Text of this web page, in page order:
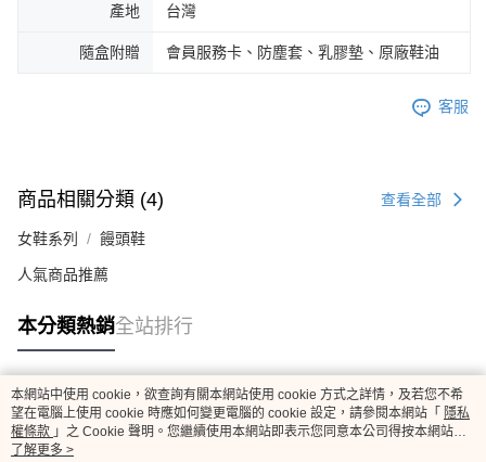
產地 台灣
隨盒附贈 會員服務卡、防塵套、乳膠墊、原廠鞋油
客服
商品相關分類 (4) 查看全部
女鞋系列 饅頭鞋
人氣商品推薦
本分類熱銷全站排行
熱門標籤
本網站中使用 cookie，欲查詢有關本網站使用 cookie 方式之詳情，及若您不希
望在電腦上使用 cookie 時應如何變更電腦的 cookie 設定，請參閱本網站「 隱私
權條款 」之 Cookie 聲明。您繼續使用本網站即表示您同意本公司得按本網站使
用條款之 Cookie 聲明使用 cookie。
了解更多 >